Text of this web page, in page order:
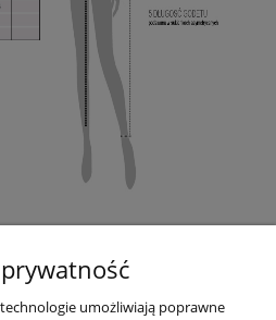
umożliwiają poprawne